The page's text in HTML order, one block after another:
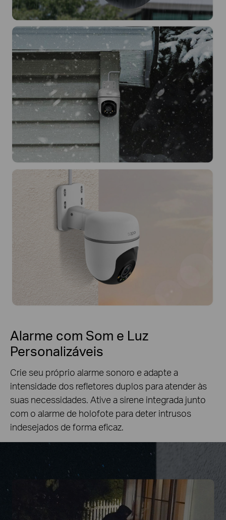
Alarme com Som e Luz
Personalizáveis
Crie seu próprio alarme sonoro e adapte a
intensidade dos refletores duplos para atender às
suas necessidades. Ative a sirene integrada junto
com o alarme de holofote para deter intrusos
indesejados de forma eficaz.